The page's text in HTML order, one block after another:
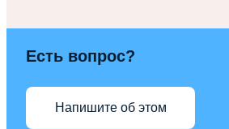
Есть вопрос?
Напишите об этом